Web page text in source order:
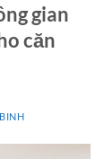
gian
căn